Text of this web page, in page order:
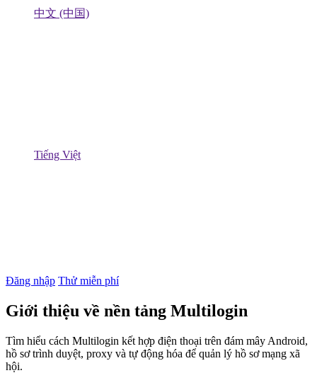
中文 (中国)
Tiếng Việt
Đăng nhập Thử miễn phí
Giới thiệu về nền tảng Multilogin
Tìm hiểu cách Multilogin kết hợp điện thoại trên đám mây Android,
hồ sơ trình duyệt, proxy và tự động hóa để quản lý hồ sơ mạng xã
hội.